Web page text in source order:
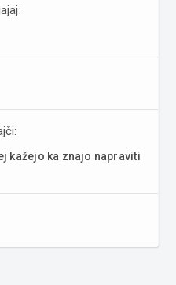
kažejo ka znajo napraviti